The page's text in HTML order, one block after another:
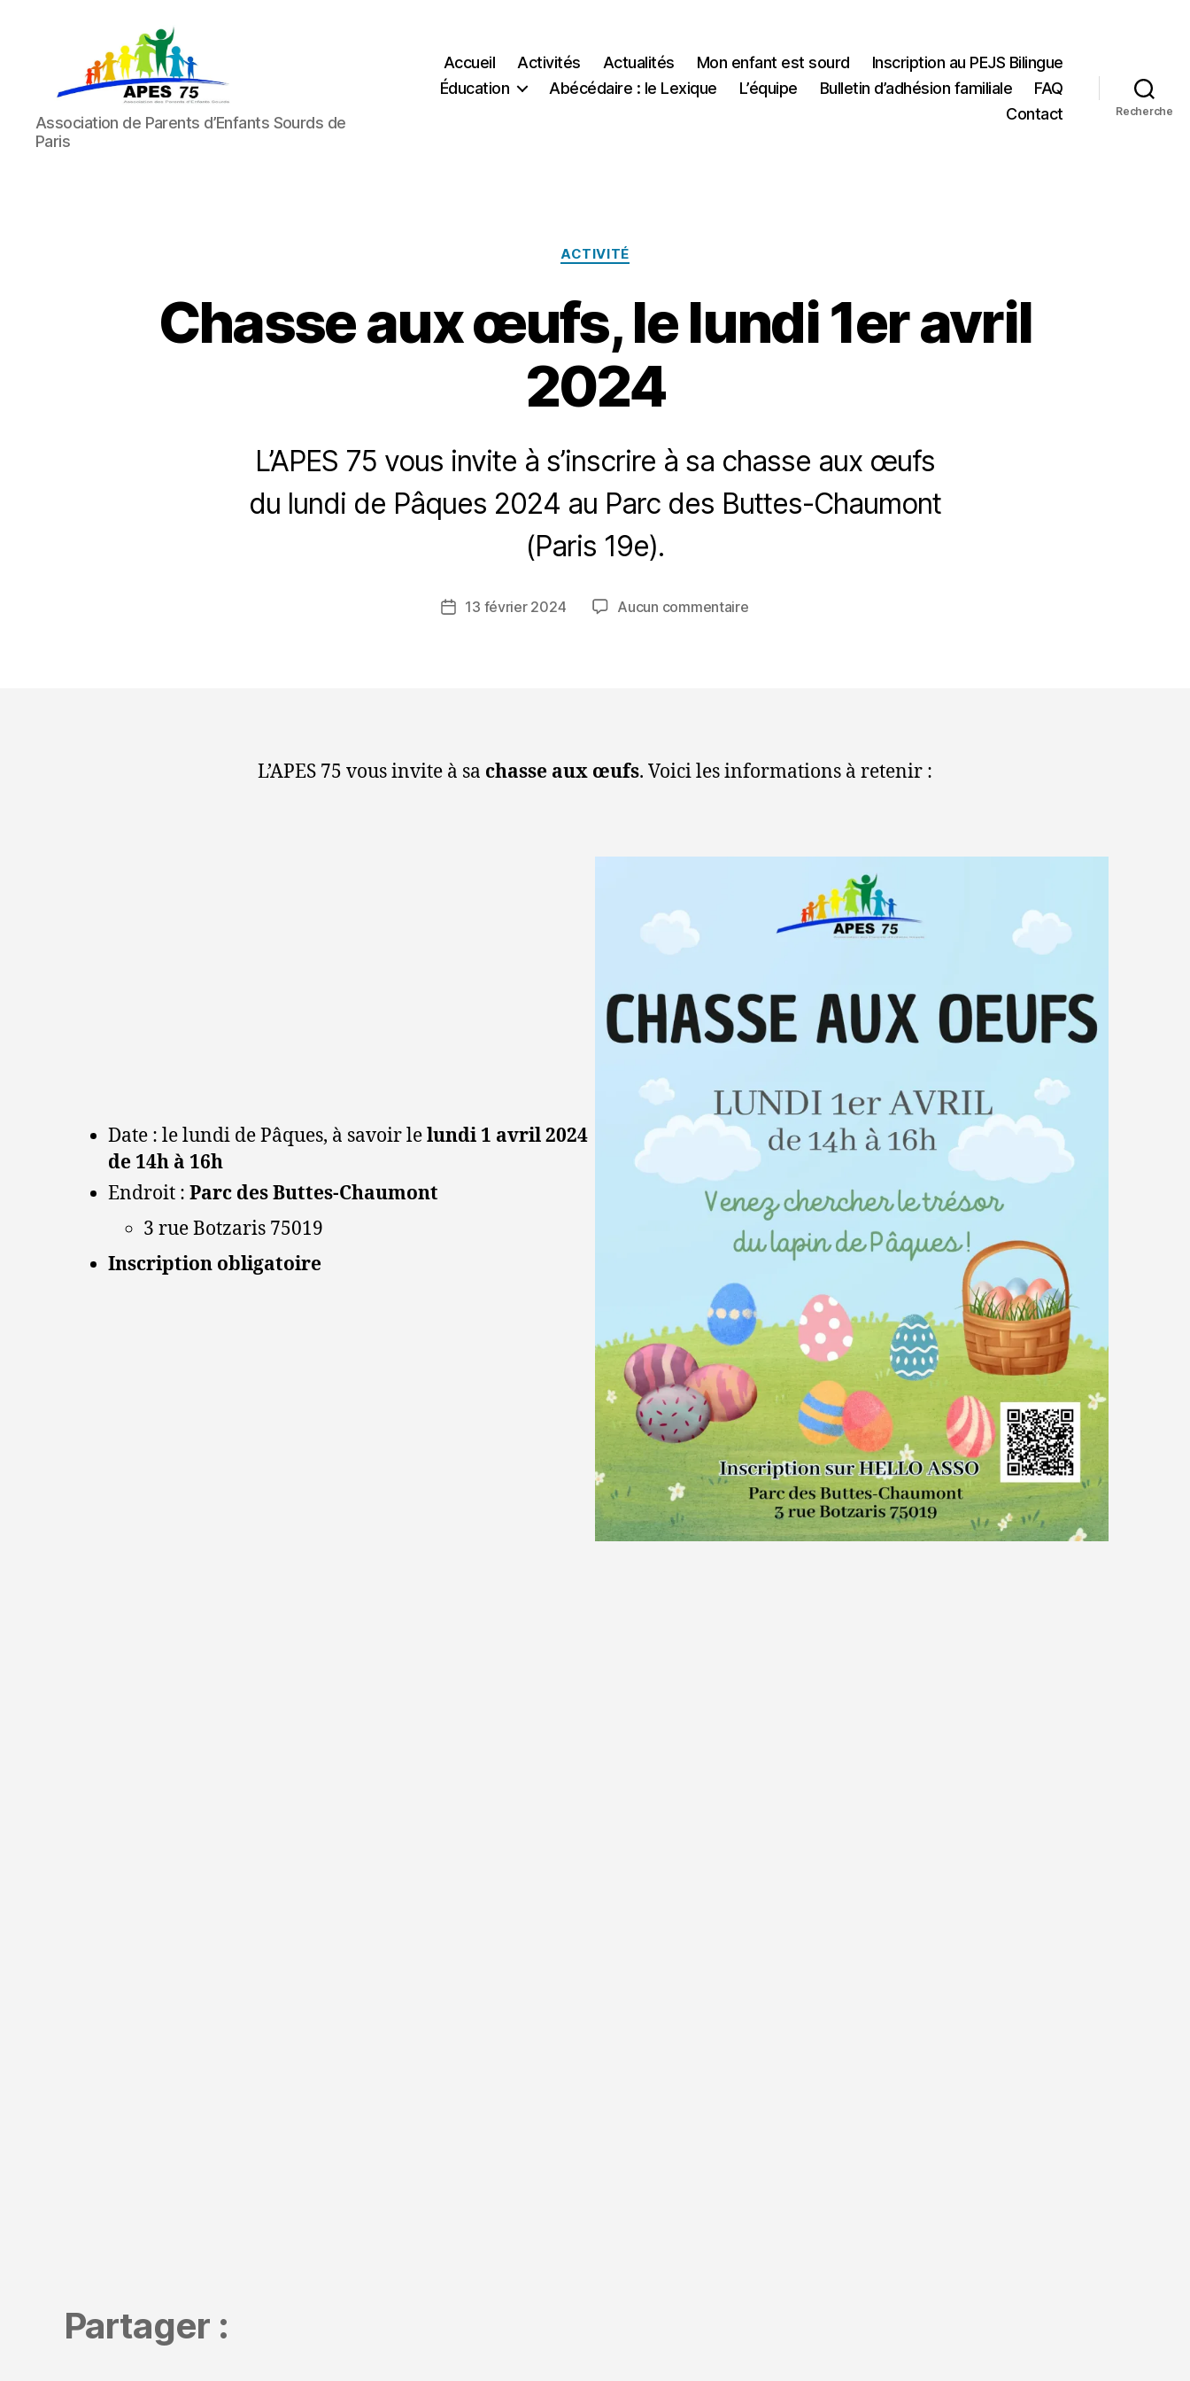
APES
75
Association de Parents d’Enfants Sourds de
Paris
Accueil Activités Actualités Mon enfant est sourd
Inscription au PEJS Bilingue
Éducation
Abécédaire : le Lexique L’équipe Bulletin d’adhésion familiale
FAQ
Contact
Recherche
Catégories
ACTIVITÉ
Chasse aux œufs, le lundi 1er avril
2024
L’APES 75 vous invite à s’inscrire à sa chasse aux œufs
du lundi de Pâques 2024 au Parc des Buttes-Chaumont
(Paris 19e).
Auteur
P
r
E
Date13 février 2024 Aucun commentairesur
2024
L’APES 75 vous invite à sa chasse aux œufs. Voici les informations à retenir :
Date : le lundi de Pâques, à savoir lelundi 1 avril 2024
de 14h à 16h
Endroit : Parc des Buttes-Chaumont
3 rue Botzaris 75019
Inscription obligatoire
Partager :